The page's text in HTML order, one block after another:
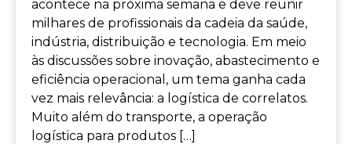
acontece na próxima semana e deve reunir
milhares de profissionais da cadeia da saúde,
indústria, distribuição e tecnologia. Em meio
às discussões sobre inovação, abastecimento e
eficiência operacional, um tema ganha cada
vez mais relevância: a logística de correlatos.
Muito além do transporte, a operação
logística para produtos […]